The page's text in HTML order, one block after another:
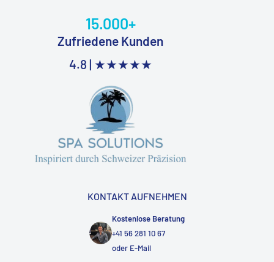
15.000+
Zufriedene Kunden
4.8 | ★★★★★
KONTAKT AUFNEHMEN
Kostenlose Beratung
+41 56 281 10 67
oder E-Mail